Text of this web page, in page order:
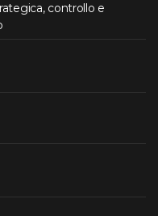
controllo e